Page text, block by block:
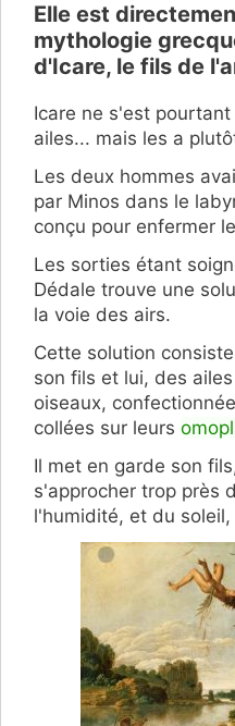
Elle est
mythologie
d'Icare, le fils de
Icare ne s'est
ailes... mais les a
Les deux hommes
par Minos dans le
conçu pour enfermer
Les sorties étant
Dédale trouve une
la voie des airs.
Cette solution
son fils et lui, des
oiseaux,
collées sur leurs
Il met en garde son
s'approcher trop près
l'humidité, et du